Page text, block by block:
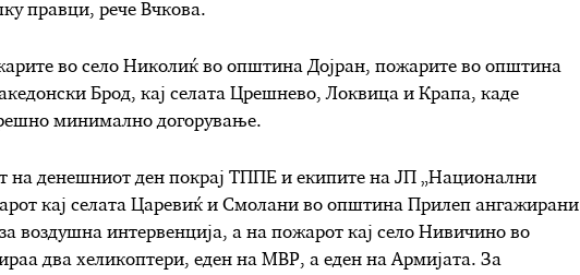
правци, рече Вчкова.
во село Николиќ во општина Дојран, пожарите во општина
Брод, кај селата Црешнево, Локвица и Крапа, каде
минимално догорување.
на денешниот ден покрај ТППЕ и екипите на ЈП „Национални
кај селата Царевиќ и Смолани во општина Прилеп ангажирани
воздушна интервенција, а на пожарот кај село Нивичино во
два хеликоптери, еден на МВР, а еден на Армијата. За